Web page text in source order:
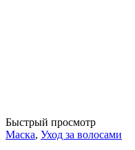
Быстрый просмотр
Маска, Уход за волосами